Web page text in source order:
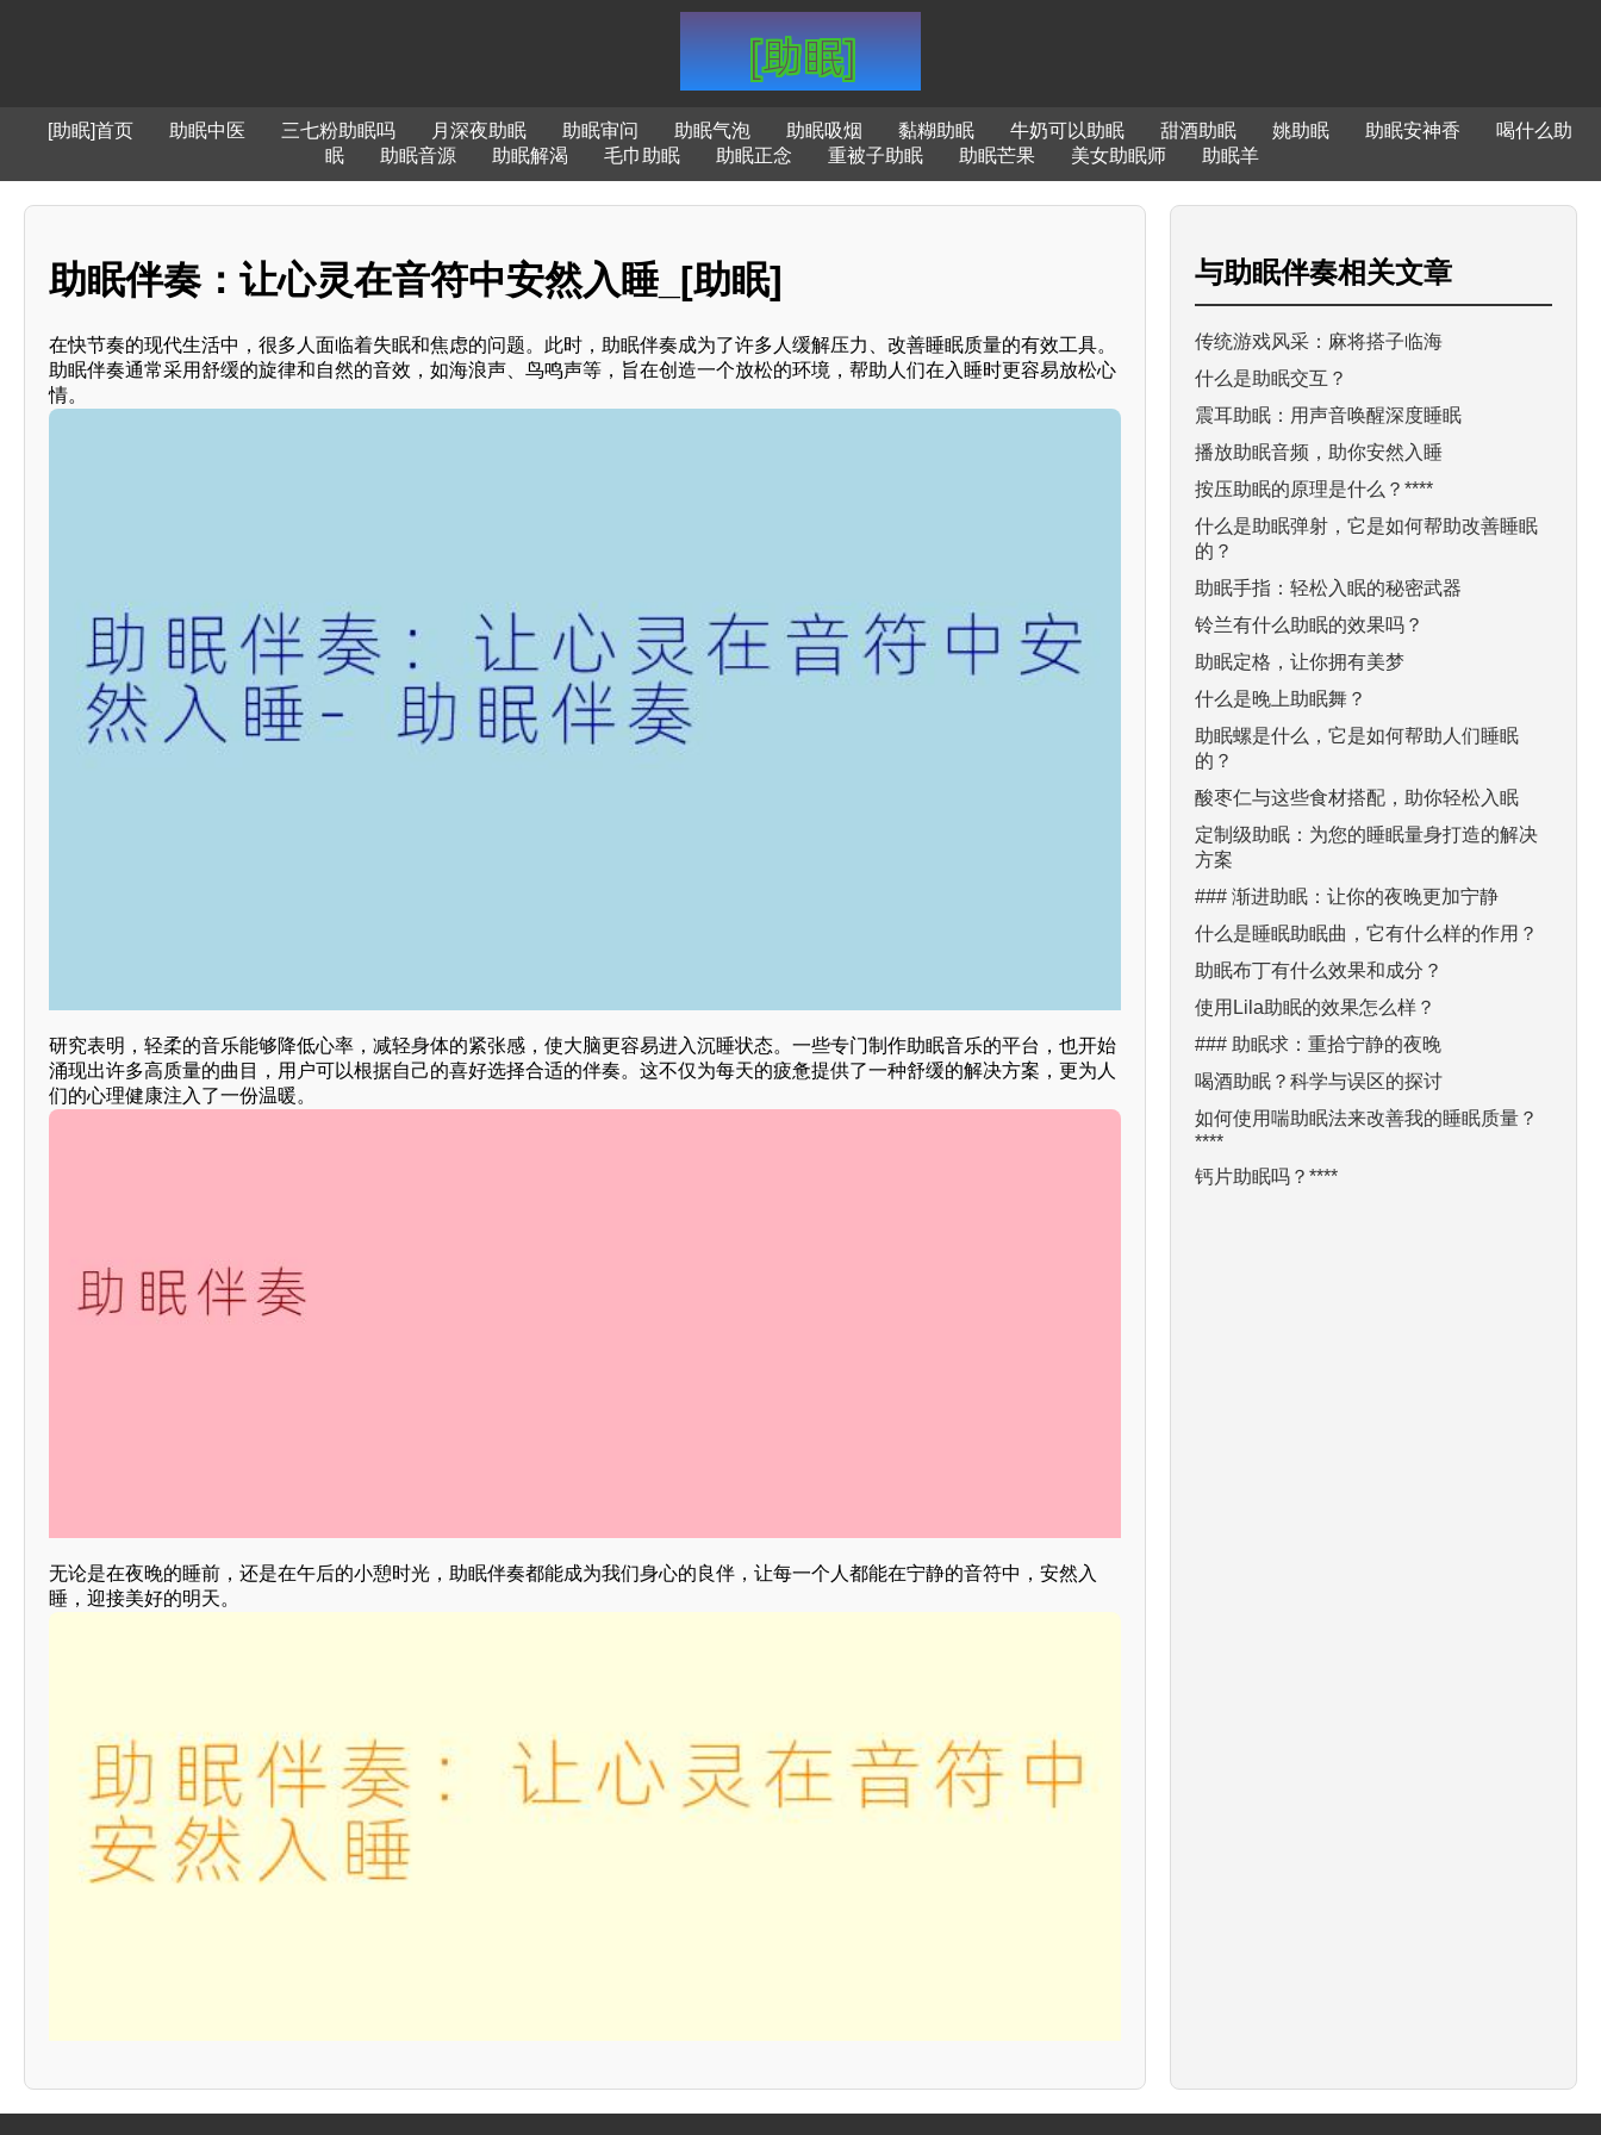
[助眠]首页 助眠中医 三七粉助眠吗 月深夜助眠 助眠审问 助眠气泡 助眠吸烟 黏糊助眠 牛奶可以助眠 甜酒助眠 姚助眠 助眠安神香
喝什么助
眠
助眠音源 助眠解渴 毛巾助眠 助眠正念 重被子助眠 助眠芒果 美女助眠师 助眠羊
助眠伴奏：让心灵在音符中安然入睡_[助眠]
在快节奏的现代生活中，很多人面临着失眠和焦虑的问题。此时，助眠伴奏成为了许多人缓解压力、改善睡眠质量的有效工具。
助眠伴奏通常采用舒缓的旋律和自然的音效，如海浪声、鸟鸣声等，旨在创造一个放松的环境，帮助人们在入睡时更容易放松心
情。
研究表明，轻柔的音乐能够降低心率，减轻身体的紧张感，使大脑更容易进入沉睡状态。一些专门制作助眠音乐的平台，也开始
涌现出许多高质量的曲目，用户可以根据自己的喜好选择合适的伴奏。这不仅为每天的疲惫提供了一种舒缓的解决方案，更为人
们的心理健康注入了一份温暖。
无论是在夜晚的睡前，还是在午后的小憩时光，助眠伴奏都能成为我们身心的良伴，让每一个人都能在宁静的音符中，安然入
睡，迎接美好的明天。
与助眠伴奏相关文章
传统游戏风采：麻将搭子临海
什么是助眠交互？
震耳助眠：用声音唤醒深度睡眠
播放助眠音频，助你安然入睡
按压助眠的原理是什么？****
什么是助眠弹射，它是如何帮助改善睡眠
的？
助眠手指：轻松入眠的秘密武器
铃兰有什么助眠的效果吗？
助眠定格，让你拥有美梦
什么是晚上助眠舞？
助眠螺是什么，它是如何帮助人们睡眠
的？
酸枣仁与这些食材搭配，助你轻松入眠
定制级助眠：为您的睡眠量身打造的解决
方案
### 渐进助眠：让你的夜晚更加宁静
什么是睡眠助眠曲，它有什么样的作用？
助眠布丁有什么效果和成分？
使用Lila助眠的效果怎么样？
### 助眠求：重拾宁静的夜晚
喝酒助眠？科学与误区的探讨
如何使用喘助眠法来改善我的睡眠质量？
****
钙片助眠吗？****